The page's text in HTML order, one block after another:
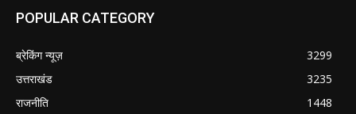
POPULAR CATEGORY
ब्रेकिंग न्यूज़
3299
उत्तराखंड
3235
राजनीति
1448